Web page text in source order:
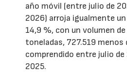
año móvil (entre julio de
2026) arroja igualmente
14,9 %, con un volumen
toneladas, 727.519 menos
comprendido entre julio de
2025.